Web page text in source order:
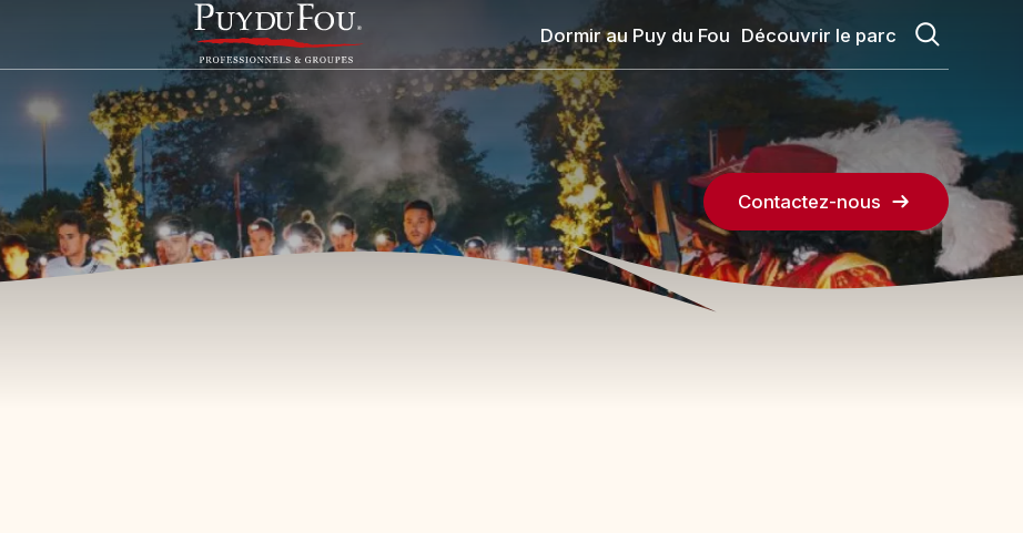
Dormir au Puy du Fou Découvrir le parc
Contactez-nous